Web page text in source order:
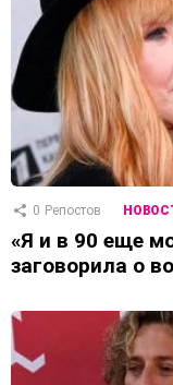
0 Репостов
«Я и в 90 еще
заговорила о